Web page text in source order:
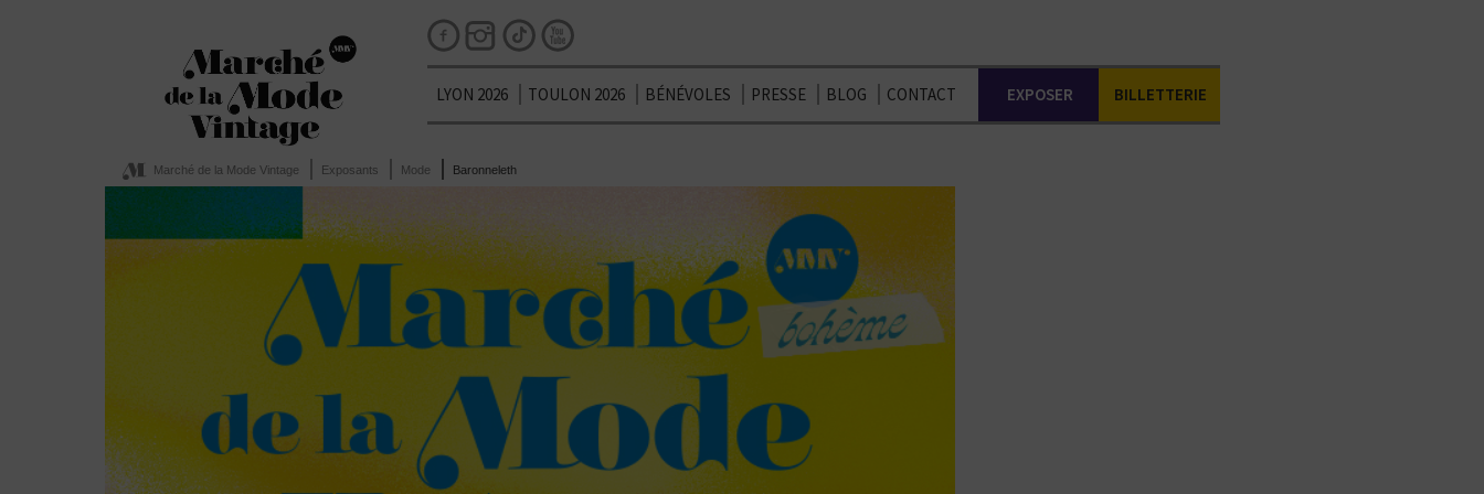
LYON 2026 TOULON 2026 BÉNÉVOLES PRESSE BLOG CONTACT EXPOSER BILLETTERIE
Marché de la Mode Vintage Exposants Mode Baronneleth